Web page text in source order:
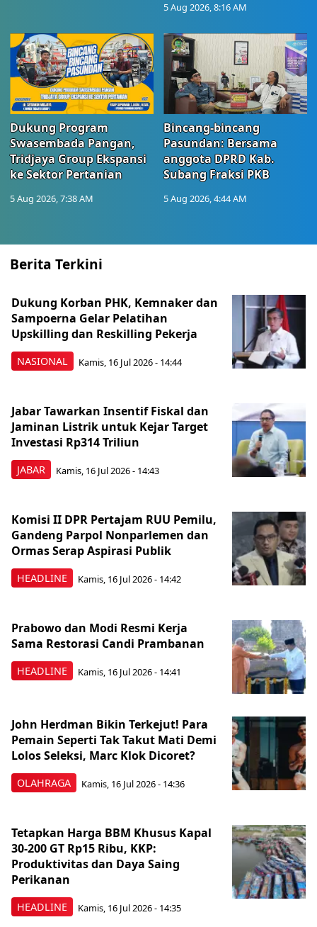
5 Aug 2026, 8:16 AM
Dukung Program
Swasembada Pangan,
Tridjaya Group Ekspansi
ke Sektor Pertanian
5 Aug 2026, 7:38 AM
Bincang-bincang
Pasundan: Bersama
anggota DPRD Kab.
Subang Fraksi PKB
5 Aug 2026, 4:44 AM
Berita Terkini
NASIONAL
Dukung Korban PHK, Kemnaker dan
Sampoerna Gelar Pelatihan
Upskilling dan Reskilling Pekerja
Kamis, 16 Jul 2026 - 14:44
JABAR
Jabar Tawarkan Insentif Fiskal dan
Jaminan Listrik untuk Kejar Target
Investasi Rp314 Triliun
Kamis, 16 Jul 2026 - 14:43
HEADLINE
Komisi II DPR Pertajam RUU Pemilu,
Gandeng Parpol Nonparlemen dan
Ormas Serap Aspirasi Publik
Kamis, 16 Jul 2026 - 14:42
HEADLINE
Prabowo dan Modi Resmi Kerja
Sama Restorasi Candi Prambanan
Kamis, 16 Jul 2026 - 14:41
OLAHRAGA
John Herdman Bikin Terkejut! Para
Pemain Seperti Tak Takut Mati Demi
Lolos Seleksi, Marc Klok Dicoret?
Kamis, 16 Jul 2026 - 14:36
HEADLINE
Tetapkan Harga BBM Khusus Kapal
30-200 GT Rp15 Ribu, KKP:
Produktivitas dan Daya Saing
Perikanan
Kamis, 16 Jul 2026 - 14:35